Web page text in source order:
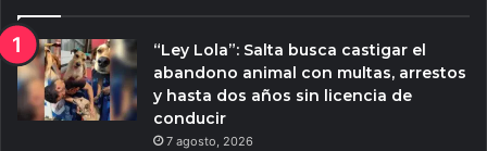
“Ley Lola”: Salta busca castigar el
abandono animal con multas, arrestos
y hasta dos años sin licencia de
conducir
7 agosto, 2026